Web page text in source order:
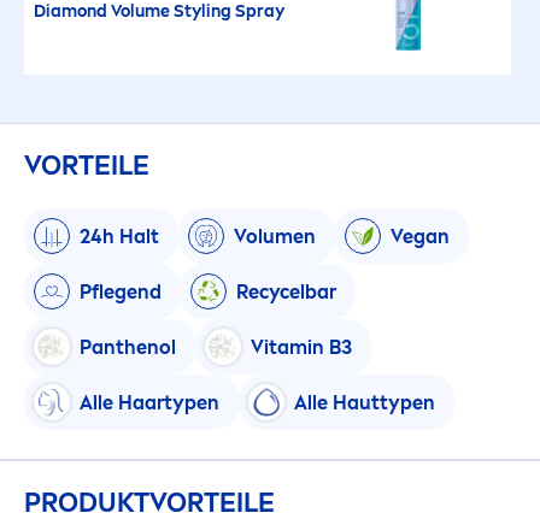
Diamond Volume Styling Spray
VORTEILE
24h Halt Volumen Vegan
Pflegend Recycelbar
Panthenol Vitamin B3
Alle Haartypen Alle Hauttypen
PRODUKTVORTEILE